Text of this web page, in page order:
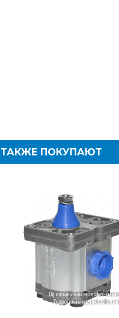
ТАКЖЕ ПОКУПАЮТ